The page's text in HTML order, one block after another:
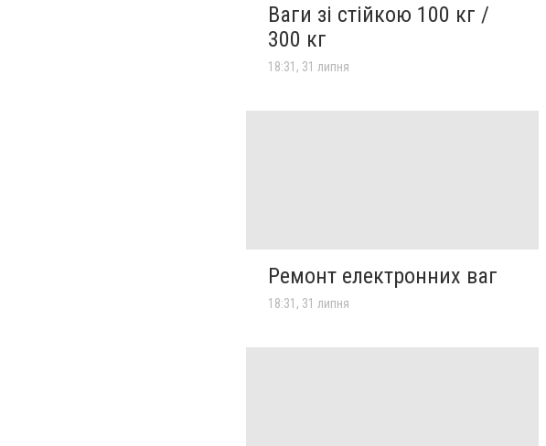
Ваги зі стійкою 100 кг /
300 кг
18:31, 31 липня
Ремонт електронних ваг
18:31, 31 липня